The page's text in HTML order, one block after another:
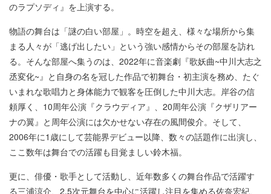
のラプソディ』を上演する。
物語の舞台は「謎の白い部屋」。時空を超え、様々な場所から集
まる人々が「逃げ出したい」という強い感情からその部屋を訪れ
る。そんな部屋へ集うのは、2022年に音楽劇『歌妖曲~中川大志之
丞変化~』と自身の名を冠した作品で初舞台・初主演を務め、たぐ
いまれな歌唱力と身体能力で観客を圧倒した中川大志。岸谷の信
頼厚く、10周年公演『クラウディア』、20周年公演『クザリアー
ナの翼』と周年公演には欠かせない存在の風間俊介。そして、
2006年に1歳にして芸能界デビュー以降、数々の話題作に出演し、
ここ数年は舞台での活躍も目覚ましい鈴木福。
更に、俳優・歌手として活動し、近年数多くの舞台作品で活躍す
る三浦涼介、2.5次元舞台を中心に活躍し注目を集める佐奈宏紀、